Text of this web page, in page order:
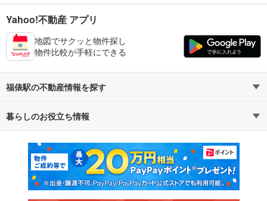
Yahoo!不動産 アプリ
地図でサクッと物件探し
物件比較が手軽にできる
福俵駅の不動産情報を探す
不動産・住宅
新築マンション 中古マンション
新築一戸建て 中古一戸建て
暮らしのお役立ち情報
マンションカタログ 教えて！住まいの先生